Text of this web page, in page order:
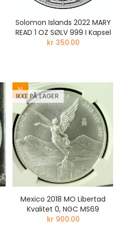
Solomon Islands 2022 MARY
READ 1 OZ SØLV 999 I Kapsel
kr 350.00
IKKE PÅ LAGER
Mexico 2018 MO Libertad
Kvalitet 0, NGC MS69
kr 900.00